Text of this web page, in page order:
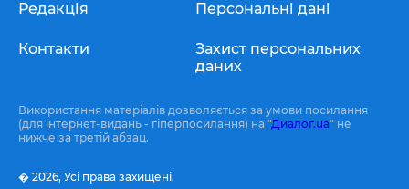
Редакція
Контакти
Персональні дані
Захист персональних
даних
Використання матеріалів дозволяється за умови посилання
(для інтернет-видань - гіперпосилання) на "Диалог.ua" не
нижче за третій абзац.
� 2026, Усі права захищені.